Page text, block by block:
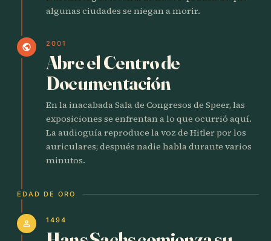
algunas ciudades se niegan a morir.
public 2001
Abre el Centro de
Documentación
En la inacabada Sala de Congresos de Speer, las
exposiciones se enfrentan a lo que ocurrió aquí.
La audioguía reproduce la voz de Hitler por los
auriculares; después nadie habla durante varios
minutos.
EDAD DE ORO
person 1494